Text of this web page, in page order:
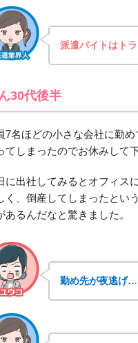
派遣バイトはト
30代後半
7名ほどの小さな会社に勤
てしまったのでお休みして
に出社してみるとオフィス
く、倒産してしまったとい
あるんだなと驚きました。
勤め先が夜逃げ…